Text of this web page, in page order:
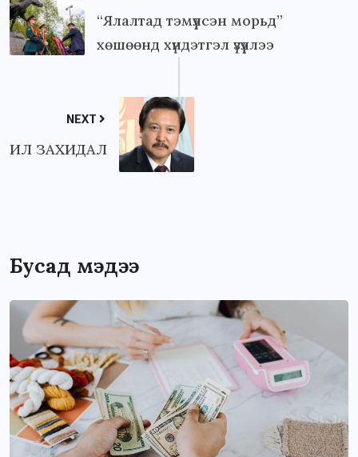
“Ялалтад тэмүүлсэн морьд”
хөшөөнд хүндэтгэл үзүүллээ
NEXT
ИЛ ЗАХИДАЛ
Бусад мэдээ